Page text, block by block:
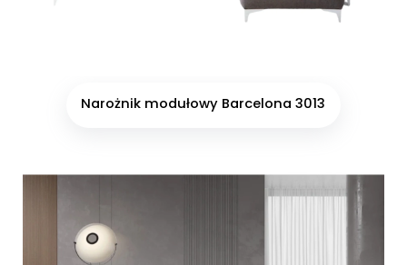
Narożnik modułowy Barcelona 3013